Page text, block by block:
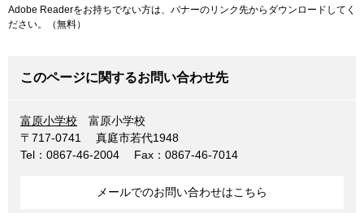
Adobe Readerをお持ちでない方は、バナーのリンク先からダウンロードしてく
ださい。（無料）
このページに関するお問い合わせ先
富原小学校
富原小学校
〒717-0741
真庭市若代1948
Tel：0867-46-2004
Fax：0867-46-7014
メールでのお問い合わせはこちら